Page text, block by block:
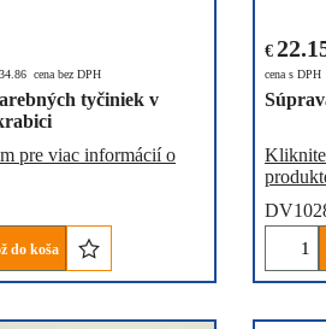
34.86 cena bez DPH
tyčiniek v
pre viac informácií o
do koša
€
cena s DPH
Kliknite